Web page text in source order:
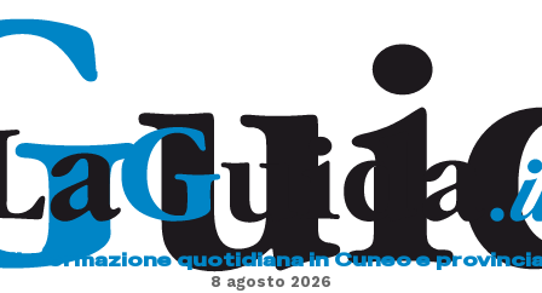
L'informazione quotidiana in Cuneo e
8 agosto 2026